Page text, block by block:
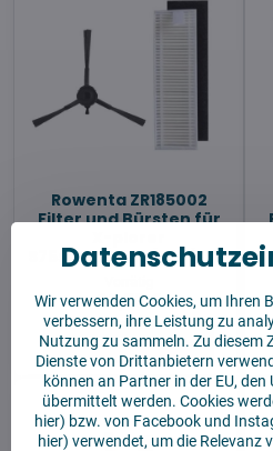
Rowenta ZR185002
Filter und Bürsten für
S75s/S65/S65+/S70/S70+/
10,55 €
In den Korb!
Wir verwenden Cookies, um Ihren
verbessern, ihre Leistung zu
Nutzung zu sammeln. Zu diesem
Dienste von Drittanbietern
können an Partner in der EU,
übermittelt werden. Cookies
hier) bzw. von Facebook und
hier) verwendet, um die Relevanz